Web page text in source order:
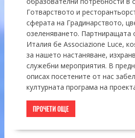
Готварството и
сферата на Градинарството,
озеленяването. Партниращата
Италия бе Associazione Luce,
за нашето настаняване,
служебни мероприятия. В
описах посетените от нас
културната програма на
ПРОЧЕТИ ОЩЕ